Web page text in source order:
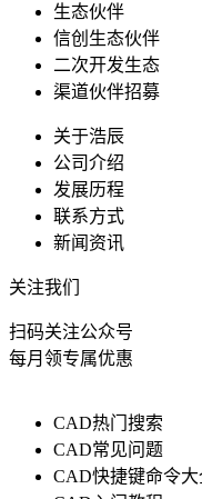
生态伙伴
信创生态伙伴
二次开发生态
渠道伙伴招募
关于浩辰
公司介绍
发展历程
联系方式
新闻资讯
关注我们
扫码关注公众号
每月领专属优惠
CAD热门搜索
CAD常见问题
CAD快捷键命令大